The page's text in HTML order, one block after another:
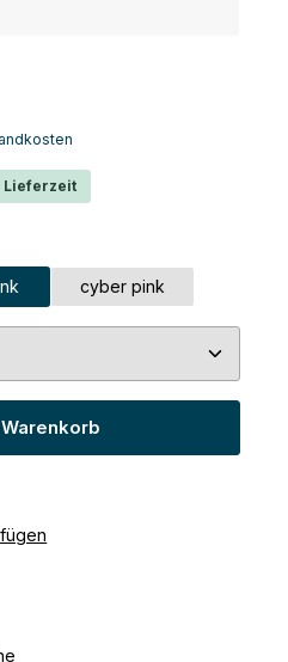
Lieferzeit
cyber pink
den gewünschten Wert